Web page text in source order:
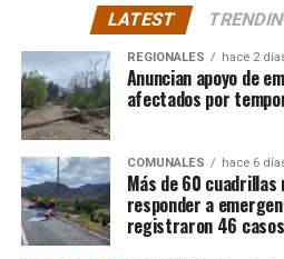
LATEST
REGIONALES hace 2
Anuncian apoyo de
afectados por
COMUNALES hace 6
Más de 60
responder a
registraron 46 casos